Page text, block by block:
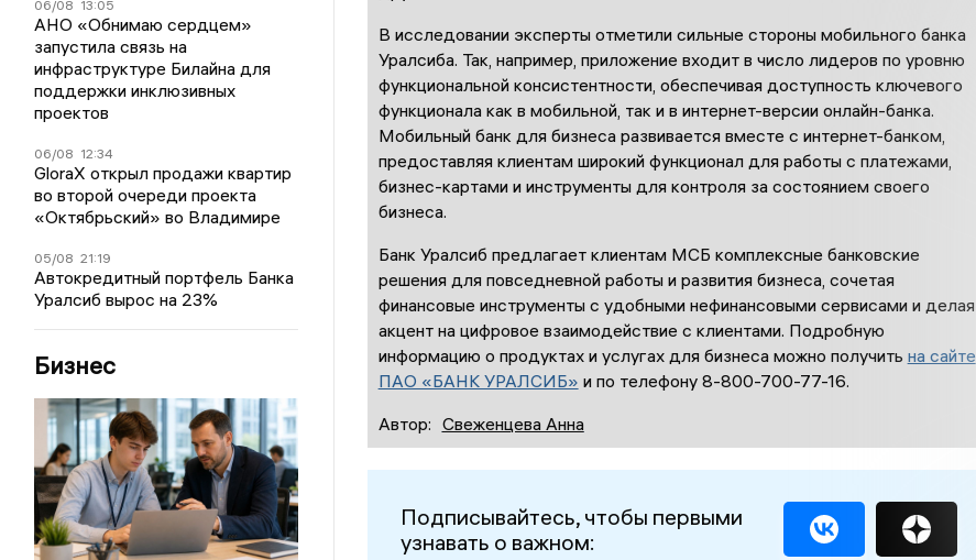
06/08 13:05
АНО «Обнимаю сердцем»
запустила связь на
инфраструктуре Билайна для
поддержки инклюзивных
проектов
06/08 12:34
GloraX открыл продажи квартир
во второй очереди проекта
«Октябрьский» во Владимире
05/08 21:19
Автокредитный портфель Банка
Уралсиб вырос на 23%
Бизнес
В исследовании эксперты отметили сильные стороны мобильного банка
Уралсиба. Так, например, приложение входит в число лидеров по уровню
функциональной консистентности, обеспечивая доступность ключевого
функционала как в мобильной, так и в интернет-версии онлайн-банка.
Мобильный банк для бизнеса развивается вместе с интернет-банком,
предоставляя клиентам широкий функционал для работы с платежами,
бизнес-картами и инструменты для контроля за состоянием своего
бизнеса.
Банк Уралсиб предлагает клиентам МСБ комплексные банковские
решения для повседневной работы и развития бизнеса, сочетая
финансовые инструменты с удобными нефинансовыми сервисами и делая
акцент на цифровое взаимодействие с клиентами. Подробную
информацию о продуктах и услугах для бизнеса можно получить на сайте
ПАО «БАНК УРАЛСИБ» и по телефону 8-800-700-77-16.
Автор: Свеженцева Анна
Подписывайтесь, чтобы первыми
узнавать о важном: